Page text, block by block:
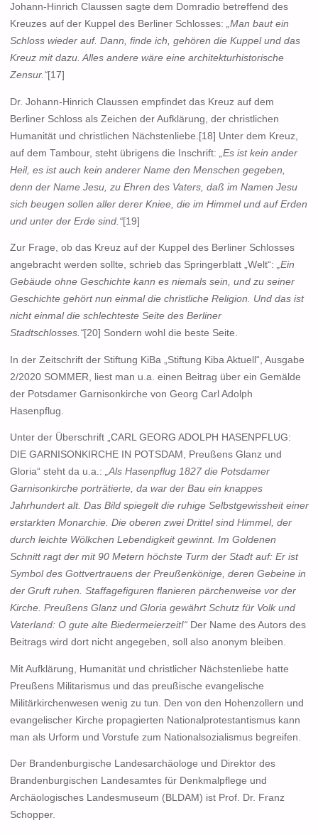
Johann-Hinrich Claussen sagte dem Domradio betreffend des
Kreuzes auf der Kuppel des Berliner Schlosses: „Man baut ein
Schloss wieder auf. Dann, finde ich, gehören die Kuppel und das
Kreuz mit dazu. Alles andere wäre eine architekturhistorische
Zensur.“[17]
Dr. Johann-Hinrich Claussen empfindet das Kreuz auf dem
Berliner Schloss als Zeichen der Aufklärung, der christlichen
Humanität und christlichen Nächstenliebe.[18] Unter dem Kreuz,
auf dem Tambour, steht übrigens die Inschrift:
„Es ist kein ander
Heil, es ist auch kein anderer Name den Menschen gegeben,
denn der Name Jesu, zu Ehren des Vaters, daß im Namen Jesu
sich beugen sollen aller derer Kniee, die im Himmel und auf Erden
und unter der Erde sind.“[19]
Zur Frage, ob das Kreuz auf der Kuppel des Berliner Schlosses
angebracht werden sollte, schrieb das Springerblatt „Welt“: „Ein
Gebäude ohne Geschichte kann es niemals sein, und zu seiner
Geschichte gehört nun einmal die christliche Religion. Und das ist
nicht einmal die schlechteste Seite des Berliner
Stadtschlosses.“[20] Sondern wohl die beste Seite.
In der Zeitschrift der Stiftung KiBa „Stiftung Kiba Aktuell“, Ausgabe
2/2020 SOMMER, liest man u.a. einen Beitrag über ein Gemälde
der Potsdamer Garnisonkirche von Georg Carl Adolph
Hasenpflug.
Unter der Überschrift „CARL GEORG ADOLPH HASENPFLUG:
DIE GARNISONKIRCHE IN POTSDAM, Preußens Glanz und
Gloria“ steht da u.a.: „Als Hasenpflug 1827 die Potsdamer
Garnisonkirche porträtierte, da war der Bau ein knappes
Jahrhundert alt. Das Bild spiegelt die ruhige Selbstgewissheit einer
erstarkten Monarchie. Die oberen zwei Drittel sind Himmel, der
durch leichte Wölkchen Lebendigkeit gewinnt. Im Goldenen
Schnitt ragt der mit 90 Metern höchste Turm der Stadt auf: Er ist
Symbol des Gottvertrauens der Preußenkönige, deren Gebeine in
der Gruft ruhen. Staffagefiguren flanieren pärchenweise vor der
Kirche. Preußens Glanz und Gloria gewährt Schutz für Volk und
Vaterland: O gute alte Biedermeierzeit!“ Der Name des Autors des
Beitrags wird dort nicht angegeben, soll also anonym bleiben.
Mit Aufklärung, Humanität und christlicher Nächstenliebe hatte
Preußens Militarismus und das preußische evangelische
Militärkirchenwesen wenig zu tun. Den von den Hohenzollern und
evangelischer Kirche propagierten Nationalprotestantismus kann
man als Urform und Vorstufe zum Nationalsozialismus begreifen.
Der Brandenburgische Landesarchäologe und Direktor des
Brandenburgischen Landesamtes für Denkmalpflege und
Archäologisches Landesmuseum (BLDAM) ist Prof. Dr. Franz
Schopper.